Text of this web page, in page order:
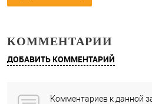
КОММЕНТАРИИ
ДОБАВИТЬ КОММЕНТАРИЙ
Комментариев к данной